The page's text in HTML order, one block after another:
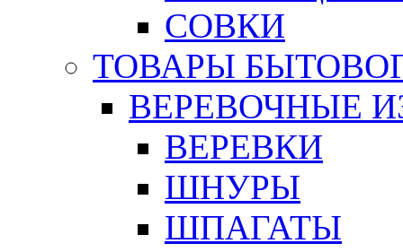
СОВКИ
ТОВАРЫ
ВЕРЕВОЧНЫЕ
ВЕРЕВКИ
ШНУРЫ
ШПАГАТЫ